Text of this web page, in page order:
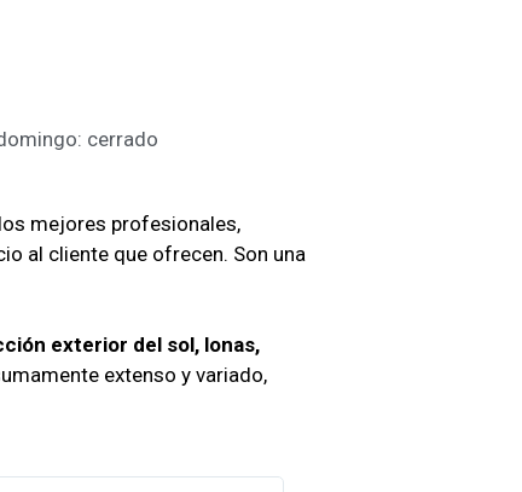
cerrado
mejores profesionales,
al cliente que ofrecen. Son una
exterior del sol, lonas,
extenso y variado,